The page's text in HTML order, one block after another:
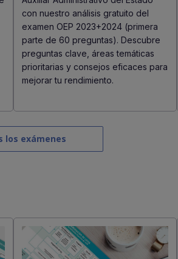
con nuestro análisis gratuito del
examen OEP 2023+2024 (primera
parte de 60 preguntas). Descubre
preguntas clave, áreas temáticas
prioritarias y consejos eficaces para
mejorar tu rendimiento.
los exámenes